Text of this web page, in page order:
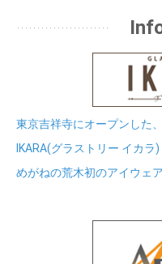
東京吉祥寺にオープンした
IKARA(グラストリー イカラ)
めがねの荒木初のアイウェ